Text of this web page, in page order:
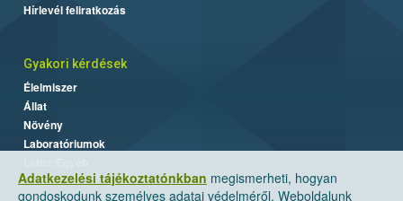
Adatkezelési tájékoztatónkban megismerheti, hogyan
gondoskodunk személyes adatai védelméről. Weboldalunk
Hírlevél feliratkozás
Gyakori kérdések
Élelmiszer
Állat
Növény
Laboratóriumok